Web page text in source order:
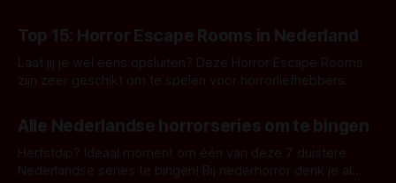
Top 15: Horror Escape Rooms in Nederland
Laat jij je wel eens opsluiten? Deze Horror Escape Rooms
zijn zeer geschikt om te spelen voor horrorliefhebbers.
Alle Nederlandse horrorseries om te bingen
Herfstdip? Ideaal moment om één van deze 7 duistere
Nederlandse series te bingen! Bij nederhorror denk je al